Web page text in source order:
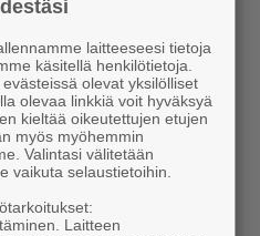
taloutta kannattaa
silmin. Tunteet ja
faktat
laitteeseesi tietoja
käsitellä henkilötietoja.
olevat yksilölliset
olevaa linkkiä voit hyväksyä
kieltää oikeutettujen etujen
myös myöhemmin
Valintasi välitetään
vaikuta selaustietoihin.
Laitteen